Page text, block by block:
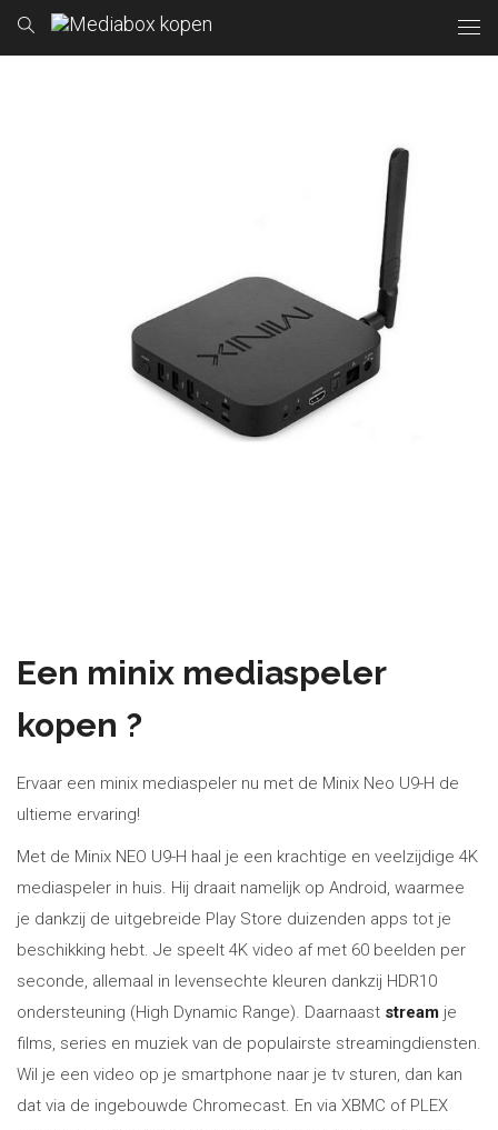
Een minix mediaspeler
kopen ?
Ervaar een minix mediaspeler nu met de Minix Neo U9-H de
ultieme ervaring!
Met de Minix NEO U9-H haal je een krachtige en veelzijdige 4K
mediaspeler in huis. Hij draait namelijk op Android, waarmee
je dankzij de uitgebreide Play Store duizenden apps tot je
beschikking hebt. Je speelt 4K video af met 60 beelden per
seconde, allemaal in levensechte kleuren dankzij HDR10
ondersteuning (High Dynamic Range). Daarnaast stream je
films, series en muziek van de populairste streamingdiensten.
Wil je een video op je smartphone naar je tv sturen, dan kan
dat via de ingebouwde Chromecast. En via XBMC of PLEX